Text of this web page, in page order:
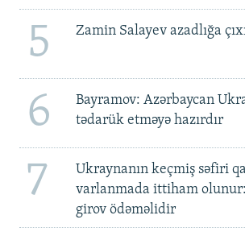
5 Zamin Salayev azadlığa
6
Bayramov: Azərbaycan
tədarük etməyə hazırdır
7
Ukraynanın keçmiş səfiri
varlanmada ittiham
girov ödəməlidir